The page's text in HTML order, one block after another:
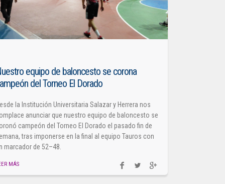
equipo de baloncesto se corona
del Torneo El Dorado
la Institución Universitaria Salazar y Herrera nos
anunciar que nuestro equipo de baloncesto se
campeón del Torneo El Dorado el pasado fin de
tras imponerse en la final al equipo Tauros con
marcador de 52–48.
MÁS